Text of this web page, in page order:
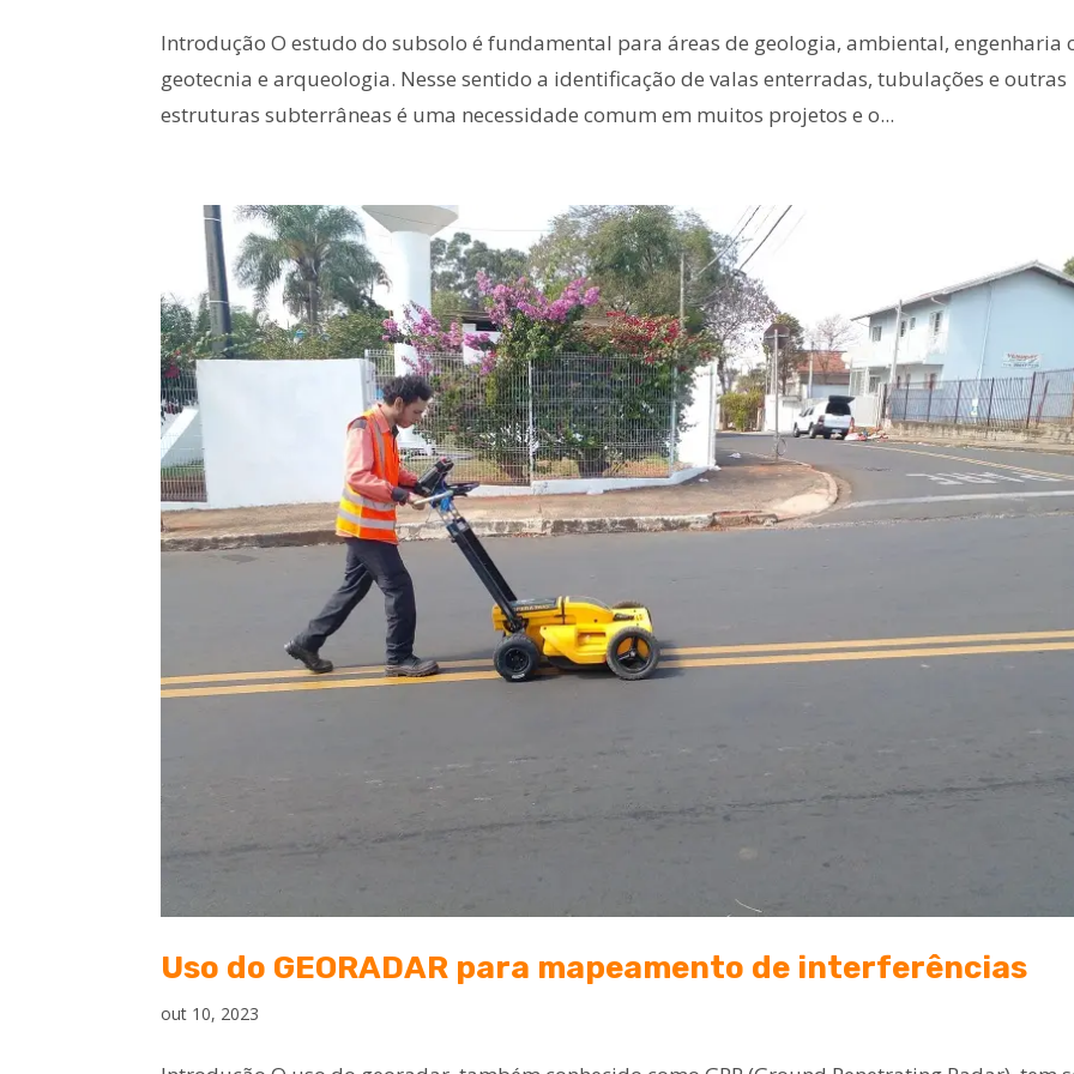
Introdução O estudo do subsolo é fundamental para áreas de geologia, ambiental, engenharia
geotecnia e arqueologia. Nesse sentido a identificação de valas enterradas, tubulações e outras
estruturas subterrâneas é uma necessidade comum em muitos projetos e o...
Uso do GEORADAR para mapeamento de interferências
out 10, 2023